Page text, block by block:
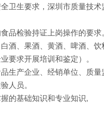
卫生要求，深圳市质量技
品检验持证上岗操作的要求
酒、果酒、黄酒、啤酒、饮
要求开展培训和鉴定）。
生产企业、经销单位、质量
人员。
的基础知识和专业知识,